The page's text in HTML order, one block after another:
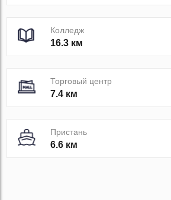
Колледж
16.3 км
Торговый центр
7.4 км
Пристань
6.6 км